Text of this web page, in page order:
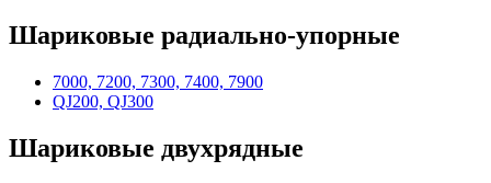
Шариковые радиально-упорные
7000, 7200, 7300, 7400, 7900
QJ200, QJ300
Шариковые двухрядные